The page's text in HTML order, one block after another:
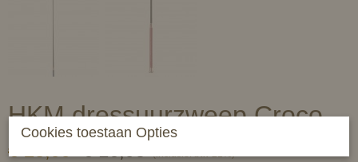
HKM dressuurzweep Croco
€ 23,99 (inclusief btw 21%)
Cookies toestaan Opties